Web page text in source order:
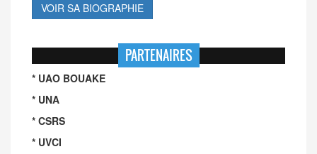
VOIR SA BIOGRAPHIE
PARTENAIRES
* UAO BOUAKE
* UNA
* CSRS
* UVCI